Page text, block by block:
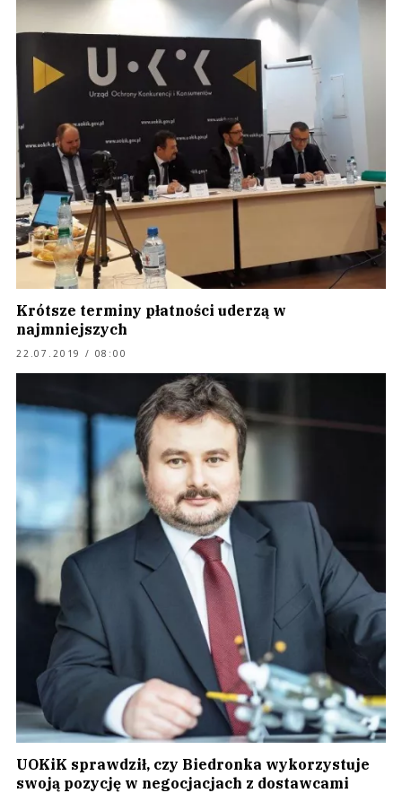
Krótsze terminy płatności uderzą w
najmniejszych
22.07.2019 / 08:00
UOKiK sprawdził, czy Biedronka wykorzystuje
swoją pozycję w negocjacjach z dostawcami